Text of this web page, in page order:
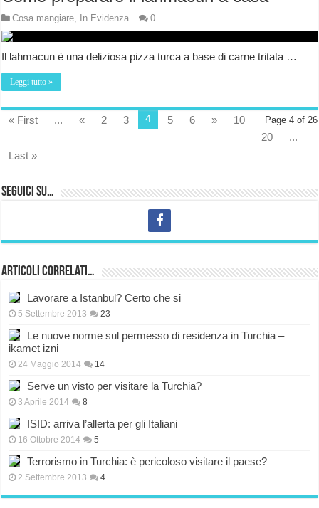
Cosa mangiare, In Evidenza 0
Il lahmacun è una deliziosa pizza turca a base di carne tritata …
Leggi tutto »
Page 4 of 26
« First ... « 2 3 4 5 6 »
10
20
...
Last »
Seguici su…
Articoli correlati…
Lavorare a Istanbul? Certo che si
5 Settembre 2013 23
Le nuove norme sul permesso di residenza in Turchia –
ikamet izni
24 Maggio 2014 14
Serve un visto per visitare la Turchia?
3 Aprile 2014 8
ISID: arriva l’allerta per gli Italiani
16 Ottobre 2014 5
Terrorismo in Turchia: è pericoloso visitare il paese?
2 Settembre 2013 4